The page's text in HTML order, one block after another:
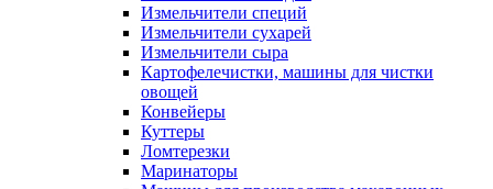
Измельчители специй
Измельчители сухарей
Измельчители сыра
Картофелечистки, машины для чистки
овощей
Конвейеры
Куттеры
Ломтерезки
Маринаторы